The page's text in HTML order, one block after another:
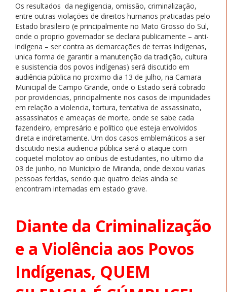
Os resultados da negligencia, omissão, criminalização,
entre outras violações de direitos humanos praticadas pelo
Estado brasileiro (e principalmente no Mato Grosso do Sul,
onde o proprio governador se declara publicamente – anti-
indígena – ser contra as demarcações de terras indigenas,
unica forma de garantir a manutenção da tradição, cultura
e susistencia dos povos indígenas) será discutido em
audiência pública no proximo dia 13 de julho, na Camara
Municipal de Campo Grande, onde o Estado será cobrado
por providencias, principalmente nos casos de impunidades
em relação a violencia, tortura, tentativa de assassinato,
assassinatos e ameaças de morte, onde se sabe cada
fazendeiro, empresário e político que esteja envolvidos
direta e indiretamente. Um dos casos emblemáticos a ser
discutido nesta audiencia pública será o ataque com
coquetel molotov ao onibus de estudantes, no ultimo dia
03 de junho, no Municipio de Miranda, onde deixou varias
pessoas feridas, sendo que quatro delas ainda se
encontram internadas em estado grave.
Diante da Criminalização
e a Violência aos Povos
Indígenas, QUEM